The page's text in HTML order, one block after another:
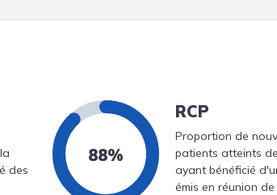
des
88%
RCP
Proportion de
patients atteints
ayant bénéficié
émis en réunion de